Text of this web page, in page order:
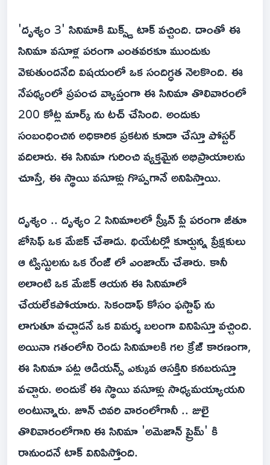
'దృశ్యం 3' సినిమాకి మిక్స్డ్ టాక్ వచ్చింది. దాంతో ఈ
సినిమా వసూళ్ల పరంగా ఎంతవరకూ ముందుకు
వెళుతుందనేది విషయంలో ఒక సందిగ్ధత నెలకొంది. ఈ
నేపథ్యంలో ప్రపంచ వ్యాప్తంగా ఈ సినిమా తొలివారంలో
200 కోట్ల మార్క్ ను టచ్ చేసింది. అందుకు
సంబంధించిన అధికారిక ప్రకటన కూడా చేస్తూ పోస్టర్
వదిలారు. ఈ సినిమా గురించి వ్యక్తమైన అభిప్రాయాలను
చూస్తే, ఈ స్థాయి వసూళ్లు గొప్పగానే అనిపిస్తాయి.
దృశ్యం .. దృశ్యం 2 సినిమాలలో స్క్రీన్ ప్లే పరంగా జీతూ
జోసెఫ్ ఒక మేజిక్ చేశాడు. థియేటర్లో కూర్చున్న ప్రేక్షకులు
ఆ ట్విస్టులను ఒక రేంజ్ లో ఎంజాయ్ చేశారు. కానీ
అలాంటి ఒక మేజిక్ ఆయన ఈ సినిమాలో
చేయలేకపోయారు. సెకండాఫ్ కోసం ఫస్టాఫ్ ను
లాగుతూ వచ్చాడనే ఒక విమర్శ బలంగా వినిపిస్తూ వచ్చింది.
అయినా గతంలోని రెండు సినిమాలకి గల క్రేజ్ కారణంగా,
ఈ సినిమా పట్ల ఆడియన్స్ ఎక్కువ ఆసక్తిని కనబరుస్తూ
వచ్చారు. అందుకే ఈ స్థాయి వసూళ్లు సాధ్యమయ్యాయని
అంటున్నారు. జూన్ చివరి వారంలోగానీ .. జులై
తొలివారంలోగాని ఈ సినిమా 'అమెజాన్ ప్రైమ్' కి
రానుందనే టాక్ వినిపిస్తోంది.